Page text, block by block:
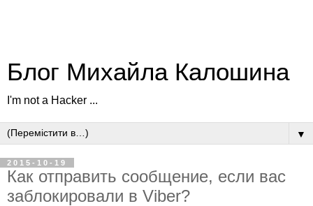
Блог Михайла Калошина
I'm not a Hacker ...
▼
2015-10-19
Как отправить сообщение, если вас
заблокировали в Viber?